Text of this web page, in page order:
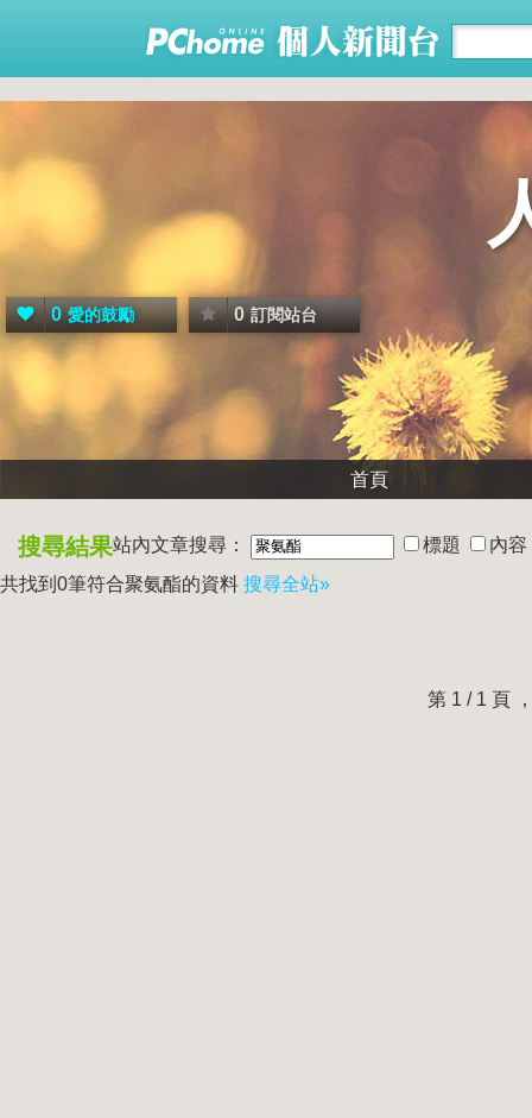
0 愛的鼓勵 0 訂閱站台
首頁
搜尋結果站內文章搜尋： 標題
內容
共找到0筆符合聚氨酯的資料 搜尋全站»
第 1 / 1